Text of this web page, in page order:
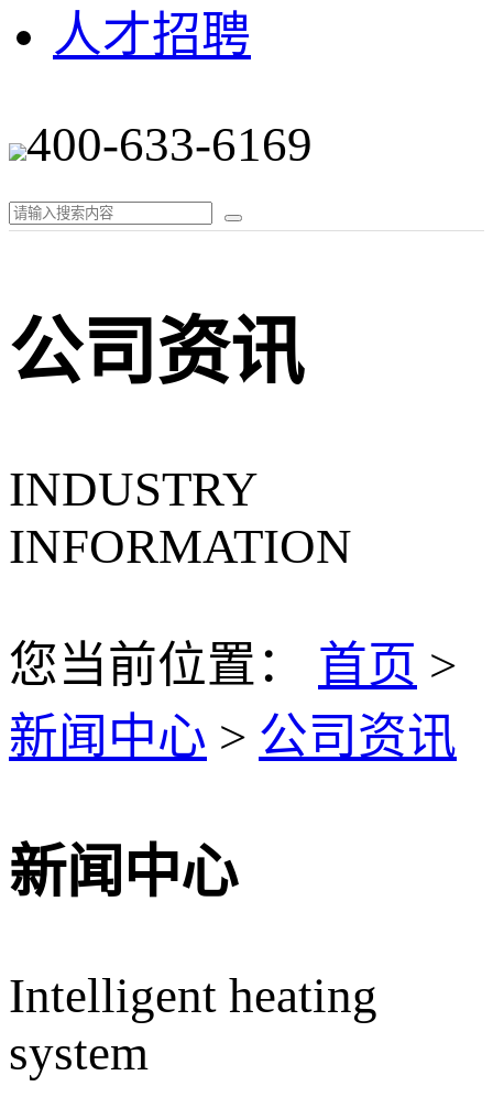
人才招聘
400-633-6169
公司资讯
INDUSTRY
INFORMATION
您当前位置： 首页 >
新闻中心 > 公司资讯
新闻中心
Intelligent heating
system